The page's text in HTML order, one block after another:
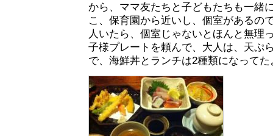
から、ママ友たちと子どもたちも一緒
こ、保育園から近いし、個室があるの
人いたら、個室じゃないとほんと無理
子様プレートを頼んで、大人は、天ぷ
で、海鮮丼とランチは2種類になってた